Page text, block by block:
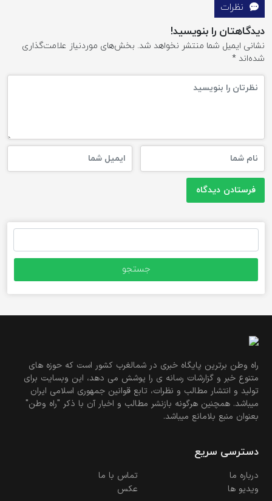
نظرات
دیدگاهتان را بنویسید!
نشانی ایمیل شما منتشر نخواهد شد. بخش‌های موردنیاز علامت‌گذاری
شده‌اند *
برای:
راه وطن برترین پایگاه خبری در شمالغرب کشور است که حوزه های
متنوع خبر و گزارشات رسانه ی را پوشش می دهد، این وبسایت برای
تولید و انتشار مطالب و نظرات، تابع قوانین جمهوری اسلامی ایران
میباشد. همچنین هرگونه بازنشر مطالب و اخبار آن با ذکر "راه وطن"
بعنوان منبع بلامانع میباشد.
دسترسی سریع
درباره ما
تماس با ما
ویدیو ها
عکس